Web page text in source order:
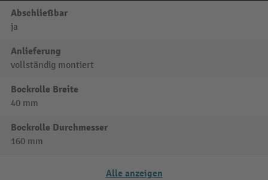
Abschließbar
ja
Anlieferung
vollständig montiert
Bockrolle Breite
40 mm
Bockrolle Durchmesser
160 mm
Alle anzeigen